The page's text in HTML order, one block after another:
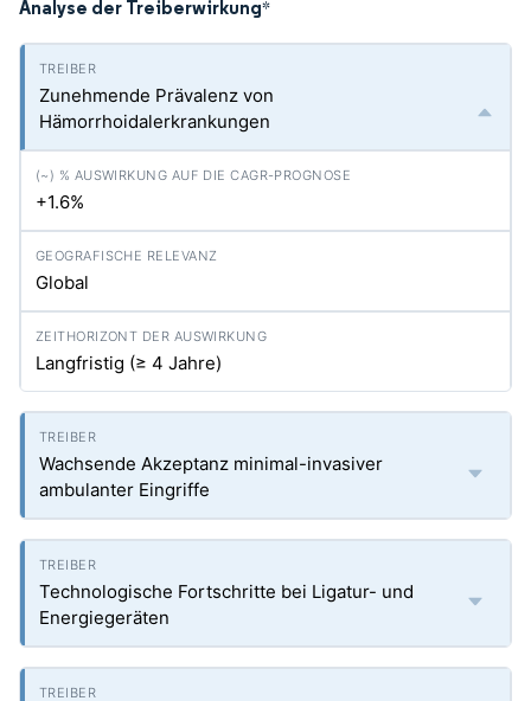
Analyse der Treiberwirkung*
Zunehmende Prävalenz von
Hämorrhoidalerkrankungen
+1.6%
Global
Langfristig (≥ 4 Jahre)
Wachsende Akzeptanz minimal-invasiver
ambulanter Eingriffe
Technologische Fortschritte bei Ligatur- und
Energiegeräten